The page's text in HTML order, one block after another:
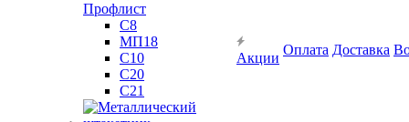
Профлист
С8
МП18
С10
С20
С21
Акции
Оплата Доставка